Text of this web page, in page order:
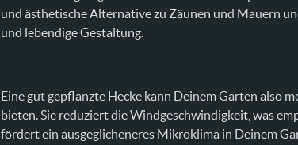
und ästhetische Alternative zu Zäunen und Mauern
und lebendige Gestaltung.
Eine gut gepflanzte Hecke kann Deinem Garten also
bieten. Sie reduziert die Windgeschwindigkeit, was
fördert ein ausgeglicheneres Mikroklima in Deinem